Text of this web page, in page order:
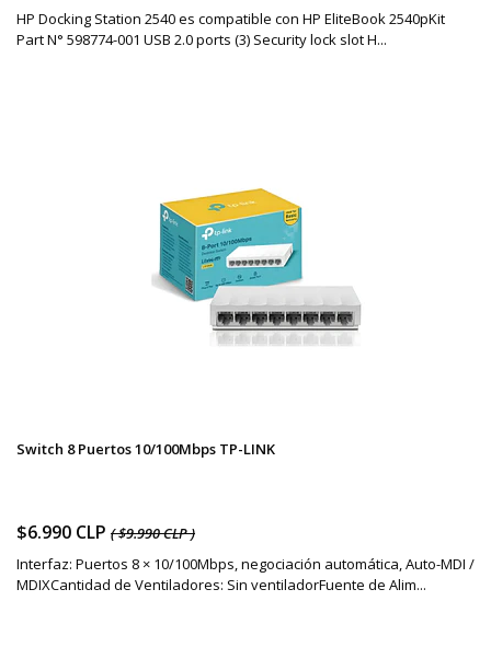
HP Docking Station 2540 es compatible con HP EliteBook 2540pKit
Part N° 598774-001 USB 2.0 ports (3) Security lock slot H...
Switch 8 Puertos 10/100Mbps TP-LINK
$6.990 CLP ( $9.990 CLP )
Interfaz: Puertos 8 × 10/100Mbps, negociación automática, Auto-MDI /
MDIXCantidad de Ventiladores: Sin ventiladorFuente de Alim...